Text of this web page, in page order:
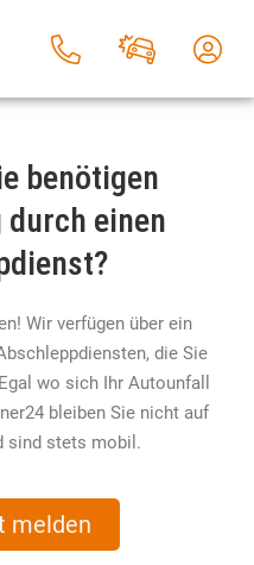
benötigen
einen
Wir verfügen über ein
die Sie
wo sich Ihr Autounfall
bleiben Sie nicht auf
sind stets mobil.
melden